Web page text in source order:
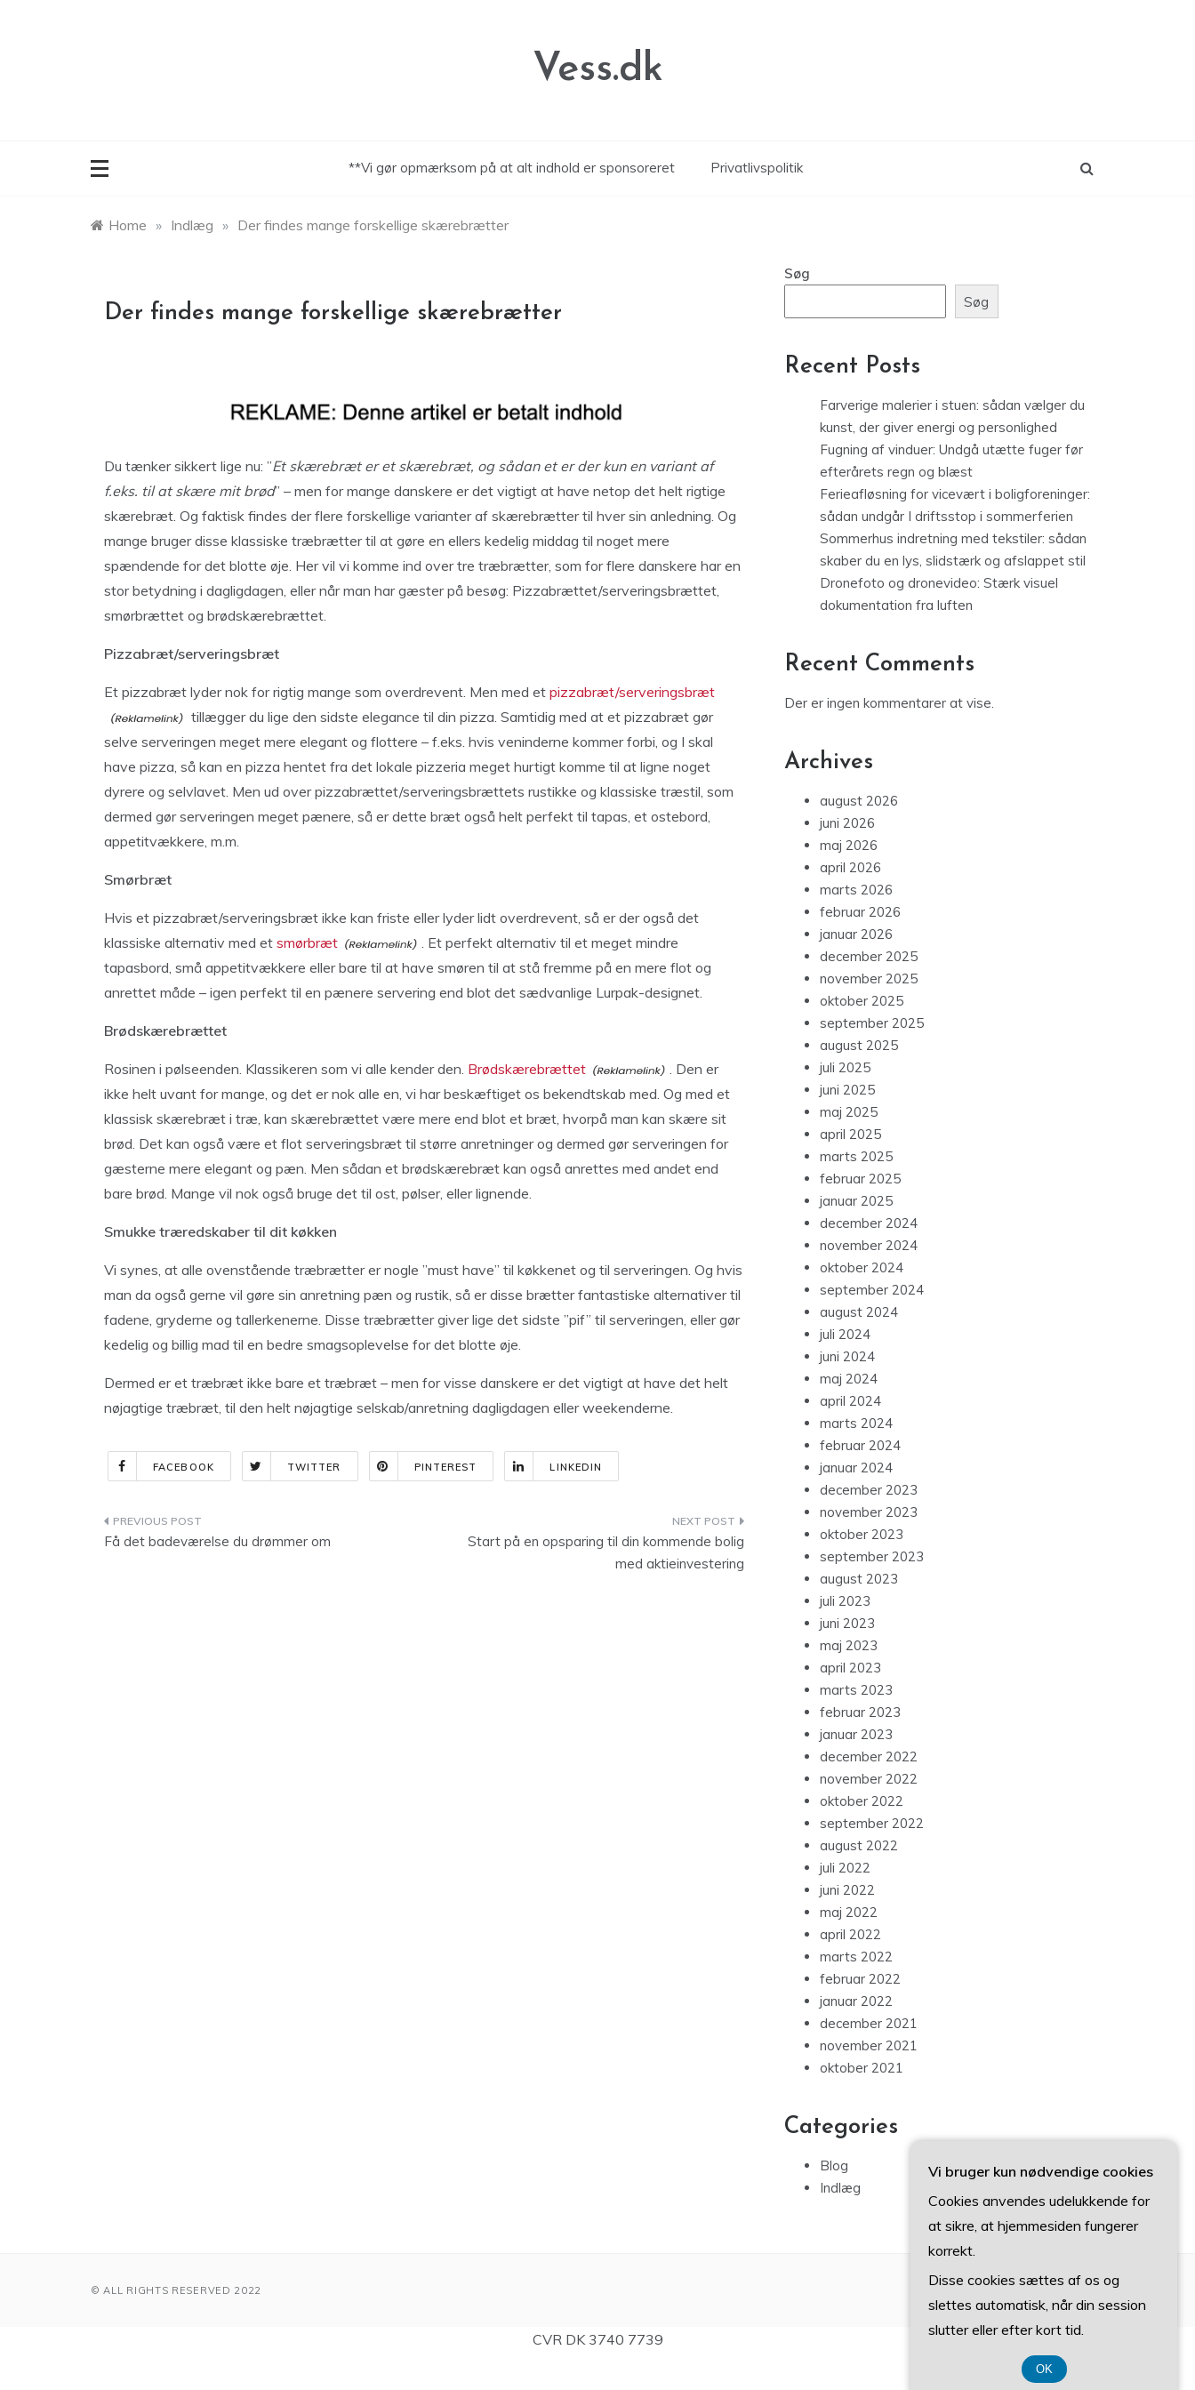
Vess.dk
**Vi gør opmærksom på at alt indhold er sponsoreret Privatlivspolitik
Home » Indlæg » Der findes mange forskellige skærebrætter
Der findes mange forskellige skærebrætter
Du tænker sikkert lige nu: ”Et skærebræt er et skærebræt, og sådan et er der kun en variant af
f.eks. til at skære mit brød” – men for mange danskere er det vigtigt at have netop det helt rigtige
skærebræt. Og faktisk findes der flere forskellige varianter af skærebrætter til hver sin anledning. Og
mange bruger disse klassiske træbrætter til at gøre en ellers kedelig middag til noget mere
spændende for det blotte øje. Her vil vi komme ind over tre træbrætter, som for flere danskere har en
stor betydning i dagligdagen, eller når man har gæster på besøg: Pizzabrættet/serveringsbrættet,
smørbrættet og brødskærebrættet.
Pizzabræt/serveringsbræt
Et pizzabræt lyder nok for rigtig mange som overdrevent. Men med et pizzabræt/serveringsbræt
tillægger du lige den sidste elegance til din pizza. Samtidig med at et pizzabræt gør
selve serveringen meget mere elegant og flottere – f.eks. hvis veninderne kommer forbi, og I skal
have pizza, så kan en pizza hentet fra det lokale pizzeria meget hurtigt komme til at ligne noget
dyrere og selvlavet. Men ud over pizzabrættet/serveringsbrættets rustikke og klassiske træstil, som
dermed gør serveringen meget pænere, så er dette bræt også helt perfekt til tapas, et ostebord,
appetitvækkere, m.m.
Smørbræt
Hvis et pizzabræt/serveringsbræt ikke kan friste eller lyder lidt overdrevent, så er der også det
klassiske alternativ med et smørbræt
. Et perfekt alternativ til et meget mindre
tapasbord, små appetitvækkere eller bare til at have smøren til at stå fremme på en mere flot og
anrettet måde – igen perfekt til en pænere servering end blot det sædvanlige Lurpak-designet.
Brødskærebrættet
Rosinen i pølseenden. Klassikeren som vi alle kender den. Brødskærebrættet
. Den er
ikke helt uvant for mange, og det er nok alle en, vi har beskæftiget os bekendtskab med. Og med et
klassisk skærebræt i træ, kan skærebrættet være mere end blot et bræt, hvorpå man kan skære sit
brød. Det kan også være et flot serveringsbræt til større anretninger og dermed gør serveringen for
gæsterne mere elegant og pæn. Men sådan et brødskærebræt kan også anrettes med andet end
bare brød. Mange vil nok også bruge det til ost, pølser, eller lignende.
Smukke træredskaber til dit køkken
Vi synes, at alle ovenstående træbrætter er nogle ”must have” til køkkenet og til serveringen. Og hvis
man da også gerne vil gøre sin anretning pæn og rustik, så er disse brætter fantastiske alternativer til
fadene, gryderne og tallerkenerne. Disse træbrætter giver lige det sidste ”pif” til serveringen, eller gør
kedelig og billig mad til en bedre smagsoplevelse for det blotte øje.
Dermed er et træbræt ikke bare et træbræt – men for visse danskere er det vigtigt at have det helt
nøjagtige træbræt, til den helt nøjagtige selskab/anretning dagligdagen eller weekenderne.
FACEBOOK TWITTER PINTEREST LINKEDIN
Indlægsnavigation
Få det badeværelse du drømmer om
Start på en opsparing til din kommende bolig
med aktieinvestering
Søg
Søg
Recent Posts
Farverige malerier i stuen: sådan vælger du
kunst, der giver energi og personlighed
Fugning af vinduer: Undgå utætte fuger før
efterårets regn og blæst
Ferieafløsning for vicevært i boligforeninger:
sådan undgår I driftsstop i sommerferien
Sommerhus indretning med tekstiler: sådan
skaber du en lys, slidstærk og afslappet stil
Dronefoto og dronevideo: Stærk visuel
dokumentation fra luften
Recent Comments
Der er ingen kommentarer at vise.
Archives
august 2026
juni 2026
maj 2026
april 2026
marts 2026
februar 2026
januar 2026
december 2025
november 2025
oktober 2025
september 2025
august 2025
juli 2025
juni 2025
maj 2025
april 2025
marts 2025
februar 2025
januar 2025
december 2024
november 2024
oktober 2024
september 2024
august 2024
juli 2024
juni 2024
maj 2024
april 2024
marts 2024
februar 2024
januar 2024
december 2023
november 2023
oktober 2023
september 2023
august 2023
juli 2023
juni 2023
maj 2023
april 2023
marts 2023
februar 2023
januar 2023
december 2022
november 2022
oktober 2022
september 2022
august 2022
juli 2022
juni 2022
maj 2022
april 2022
marts 2022
februar 2022
januar 2022
december 2021
november 2021
oktober 2021
Categories
Blog
Indlæg
© ALL RIGHTS RESERVED 2022
CVR DK 3740 7739
Vi bruger kun nødvendige cookies
Cookies anvendes udelukkende for
at sikre, at hjemmesiden fungerer
korrekt.
Disse cookies sættes af os og
slettes automatisk, når din session
slutter eller efter kort tid.
OK